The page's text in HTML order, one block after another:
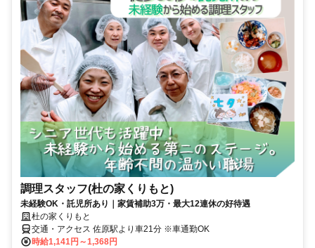
調理スタッフ(杜の家くりもと)
未経験OK・託児所あり｜家賃補助3万・最大12連休の好待遇
杜の家くりもと
交通・アクセス 佐原駅より車21分 ※車通勤OK
時給1,141円～1,368円